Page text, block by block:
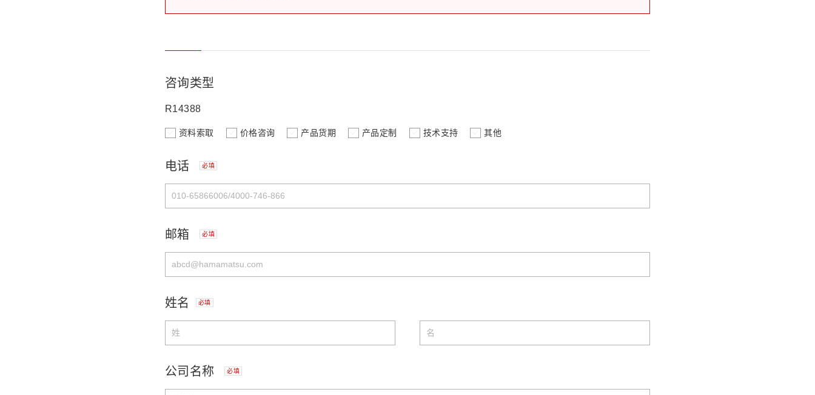
咨询类型
R14388
资料索取 价格咨询 产品货期 产品定制 技术支持 其他
电话 必填
邮箱 必填
姓名 必填
公司名称 必填